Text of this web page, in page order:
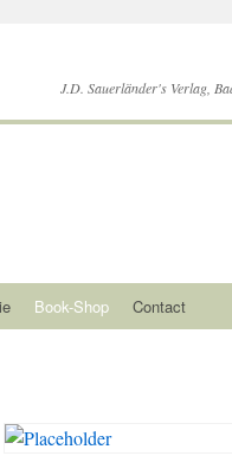
J.D. Sauerländer's Verlag,
Book-Shop Contact